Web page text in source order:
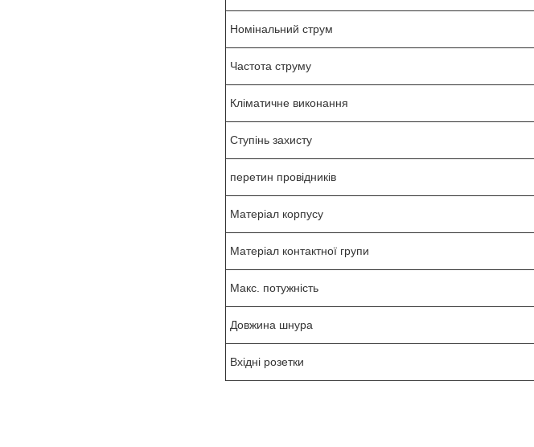
Номінальний струм
Частота струму
Кліматичне виконання
Ступінь захисту
перетин провідників
Матеріал корпусу
Матеріал контактної групи
Макс. потужність
Довжина шнура
Вхідні розетки